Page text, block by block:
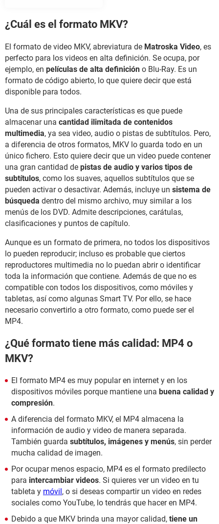
¿Cuál es el formato MKV?
El formato de video MKV, abreviatura de Matroska Video, es
perfecto para los videos en alta definición. Se ocupa, por
ejemplo, en películas de alta definición o Blu-Ray. Es un
formato de código abierto, lo que quiere decir que está
disponible para todos.
Una de sus principales características es que puede
almacenar una cantidad ilimitada de contenidos
multimedia, ya sea video, audio o pistas de subtítulos. Pero,
a diferencia de otros formatos, MKV lo guarda todo en un
único fichero. Esto quiere decir que un video puede contener
una gran cantidad de pistas de audio y varios tipos de
subtítulos, como los suaves, aquellos subtítulos que se
pueden activar o desactivar. Además, incluye un sistema de
búsqueda dentro del mismo archivo, muy similar a los
menús de los DVD. Admite descripciones, carátulas,
clasificaciones y puntos de capítulo.
Aunque es un formato de primera, no todos los dispositivos
lo pueden reproducir; incluso es probable que ciertos
reproductores multimedia no lo puedan abrir o identificar
toda la información que contiene. Además de que no es
compatible con todos los dispositivos, como móviles y
tabletas, así como algunas Smart TV. Por ello, se hace
necesario convertirlo a otro formato, como puede ser el
MP4.
¿Qué formato tiene más calidad: MP4 o
MKV?
El formato MP4 es muy popular en internet y en los
dispositivos móviles porque mantiene una buena calidad y
compresión.
A diferencia del formato MKV, el MP4 almacena la
información de audio y video de manera separada.
También guarda subtítulos, imágenes y menús, sin perder
mucha calidad de imagen.
Por ocupar menos espacio, MP4 es el formato predilecto
para intercambiar videos. Si quieres ver un video en tu
tableta y móvil, o si deseas compartir un video en redes
sociales como YouTube, lo tendrás que hacer en MP4.
Debido a que MKV brinda una mayor calidad, tiene un